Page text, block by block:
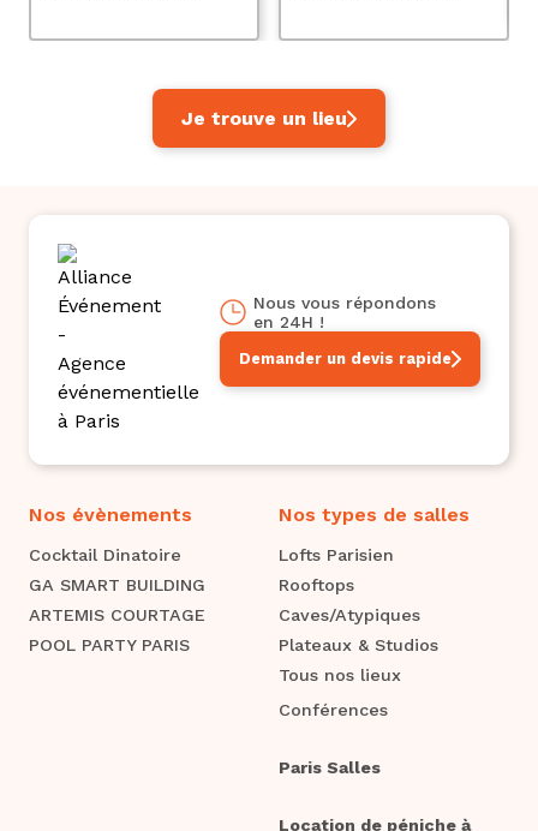
Je trouve un lieu
Demander un devis rapide
Nous vous répondons
en 24H !
Nos évènements
Cocktail Dinatoire
GA SMART BUILDING
ARTEMIS COURTAGE
POOL PARTY PARIS
Nos types de salles
Lofts Parisien
Rooftops
Caves/Atypiques
Plateaux & Studios
Tous nos lieux
Conférences
Paris Salles
Location de péniche à